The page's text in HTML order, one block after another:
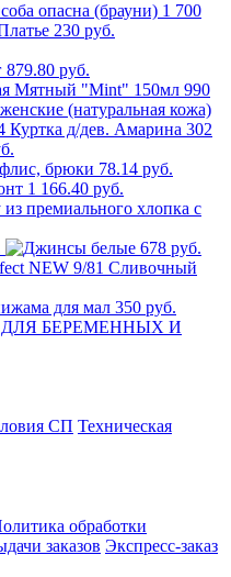
1 700
230 руб.
879.80 руб.
990
302
78.14 руб.
1 166.40 руб.
678 руб.
350 руб.
СП Техническая
обработки
заказов Экспресс-заказ